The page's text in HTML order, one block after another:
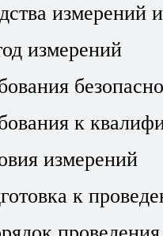
измерений
измерений
к
измерений
к